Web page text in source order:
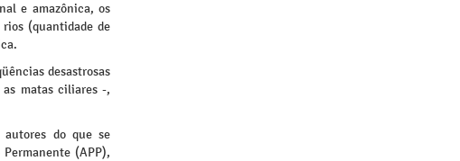
e amazônica, os
rios (quantidade de
desastrosas
as matas ciliares -,
autores do que se
(APP),